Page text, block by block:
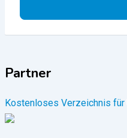
Partner
Kostenloses Verzeichnis für